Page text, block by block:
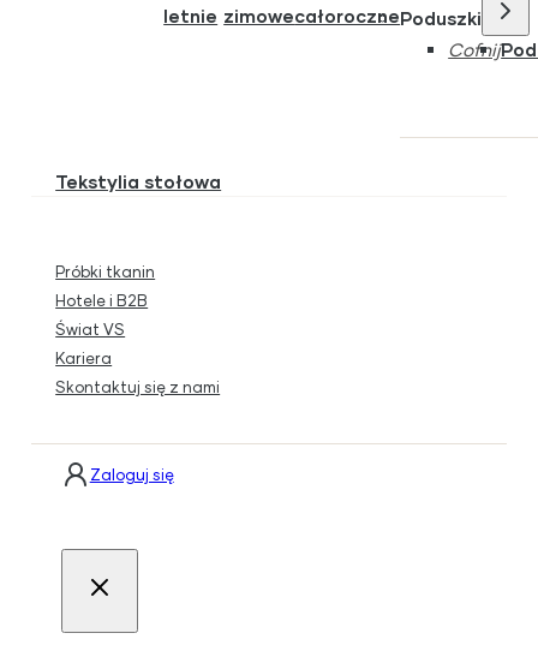
letnie zimowecałorocznePoduszki
Cofnij
Tekstylia stołowa
Próbki tkanin
Hotele i B2B
Świat VS
Kariera
Skontaktuj się z nami
Zaloguj się